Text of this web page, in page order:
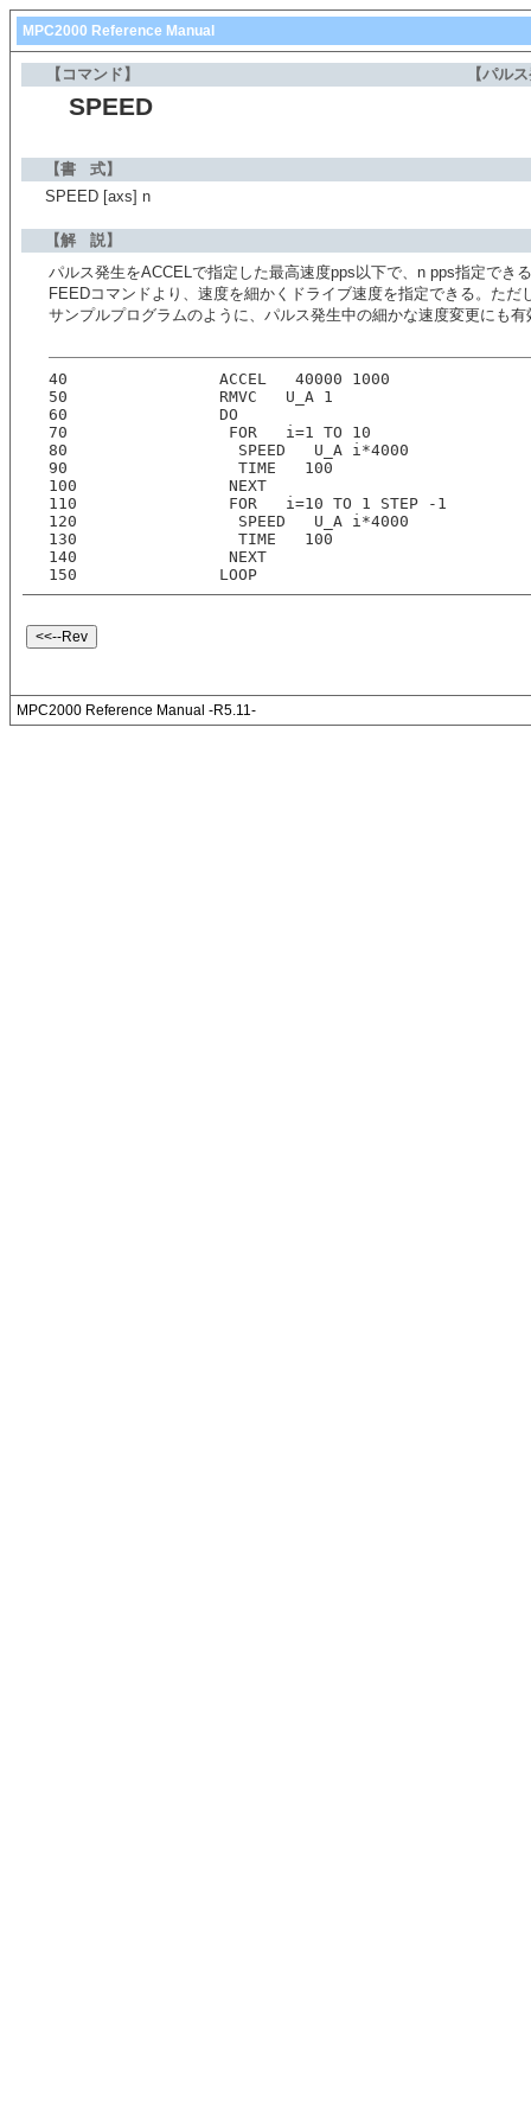
MPC2000 Reference Manual
【コマンド】 【パル
SPEED
【書 式】
SPEED [axs] n
【解 説】
パルス発生をACCELで指定した最高速度pps以下で、n pps指定でき
FEEDコマンドより、速度を細かくドライブ速度を指定できる。た
サンプルプログラムのように、パルス発生中の細かな速度変更にも有
40                ACCEL   40000 1000
50                RMVC   U_A 1
60                DO
70                 FOR   i=1 TO 10
80                  SPEED   U_A i*4000
90                  TIME   100
100                NEXT
110                FOR   i=10 TO 1 STEP -1
120                 SPEED   U_A i*4000
130                 TIME   100
140                NEXT
150               LOOP
MPC2000 Reference Manual -R5.11-